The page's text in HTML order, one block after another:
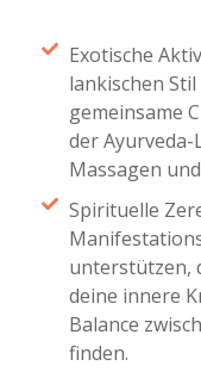
Exotische
lankischen
gemeinsame
der Ayurveda-
Massagen
Spirituelle
unterstützen,
deine innere
Balance
finden.